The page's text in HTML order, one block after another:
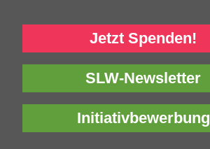
Jetzt Spenden!
SLW-Newsletter
Initiativbewerbung